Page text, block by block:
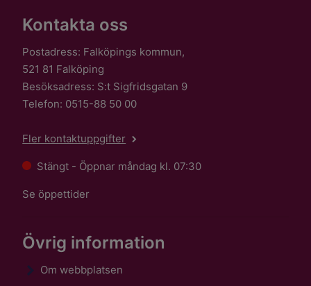
Kontakta oss
Postadress: Falköpings kommun,
521 81 Falköping
Besöksadress: S:t Sigfridsgatan 9
Telefon: 0515-88 50 00
Fler kontaktuppgifter
Stängt - Öppnar måndag kl. 07:30
Se öppettider
Övrig information
Om webbplatsen